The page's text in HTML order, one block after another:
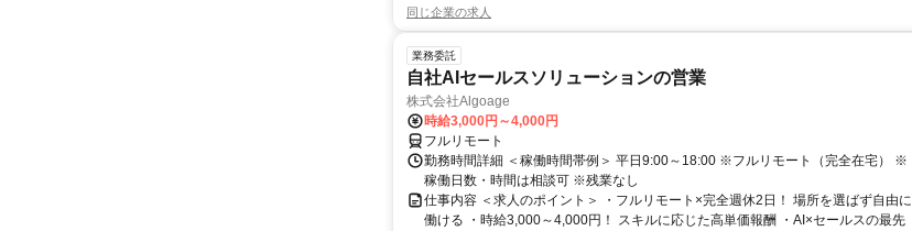
同じ企業の求人
業務委託
自社AIセールスソリューションの営業
株式会社Algoage
時給3,000円～4,000円
フルリモート
勤務時間詳細 ＜稼働時間帯例＞ 平日9:00～18:00 ※フルリモート（完全在宅） ※
稼働日数・時間は相談可 ※残業なし
仕事内容 ＜求人のポイント＞ ・フルリモート×完全週休2日！ 場所を選ばず自由に
働ける ・時給3,000～4,000円！ スキルに応じた高単価報酬 ・AI×セールスの最先